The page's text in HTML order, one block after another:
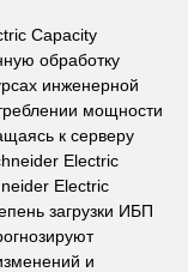
Capacity
обработку
инженерной
мощности
к серверу
Electric
Electric
загрузки ИБП
и